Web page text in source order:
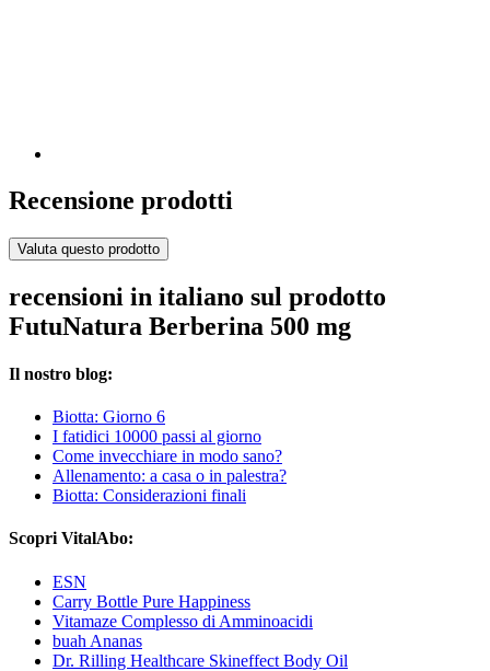
Recensione prodotti
Valuta questo prodotto
recensioni in italiano sul prodotto
FutuNatura Berberina 500 mg
Il nostro blog:
Biotta: Giorno 6
I fatidici 10000 passi al giorno
Come invecchiare in modo sano?
Allenamento: a casa o in palestra?
Biotta: Considerazioni finali
Scopri VitalAbo:
ESN
Carry Bottle Pure Happiness
Vitamaze Complesso di Amminoacidi
buah Ananas
Dr. Rilling Healthcare Skineffect Body Oil